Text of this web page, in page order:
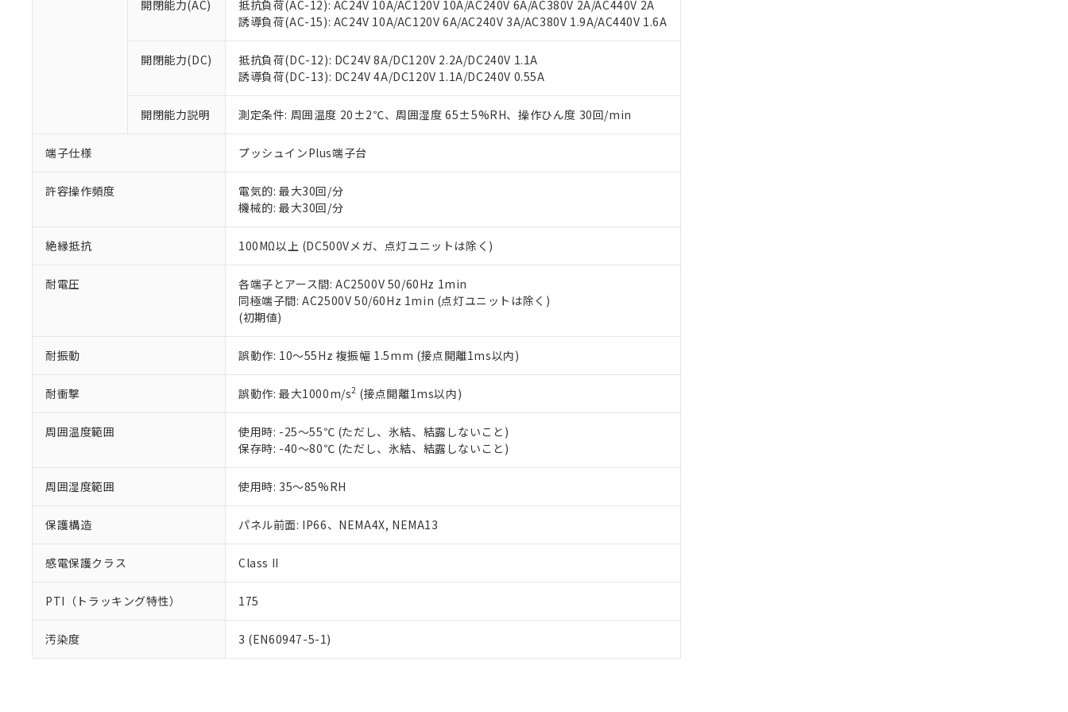
開閉能力(AC)
抵抗負荷(AC-12): AC24V 10A/AC120V 10A/AC240V 6A/AC380V 2A/AC440V 2A
誘導負荷(AC-15): AC24V 10A/AC120V 6A/AC240V 3A/AC380V 1.9A/AC440V 1.6A
開閉能力(DC)
抵抗負荷(DC-12): DC24V 8A/DC120V 2.2A/DC240V 1.1A
誘導負荷(DC-13): DC24V 4A/DC120V 1.1A/DC240V 0.55A
開閉能力説明 測定条件: 周囲温度 20±2℃、周囲湿度 65±5%RH、操作ひん度 30回/min
端子仕様 プッシュインPlus端子台
許容操作頻度
電気的: 最大30回/分
機械的: 最大30回/分
絶縁抵抗 100MΩ以上 (DC500Vメガ、点灯ユニットは除く)
耐電圧
各端子とアース間: AC2500V 50/60Hz 1min
同極端子間: AC2500V 50/60Hz 1min (点灯ユニットは除く)
(初期値)
耐振動 誤動作: 10～55Hz 複振幅 1.5mm (接点開離1ms以内)
耐衝撃 誤動作: 最大1000m/s2 (接点開離1ms以内)
周囲温度範囲
使用時: -25～55℃ (ただし、氷結、結露しないこと)
保存時: -40～80℃ (ただし、氷結、結露しないこと)
周囲湿度範囲 使用時: 35～85%RH
保護構造 パネル前面: IP66、NEMA4X, NEMA13
感電保護クラス Class II
PTI（トラッキング特性） 175
汚染度 3 (EN60947-5-1)
お客様が当ウェブサイト上で当社にご登録された部品リストについて、当社および当社の共同利用者
が、当社の製品・サービスに関するお客様との取引・商談に必要な範囲で利用することをご了承くだ
さい。
※当社の共同利用者とは、"個人情報の共同利用に関して"
いる法人を指します。
※3 非含有証明書ダウンロード
下記の非含有証明書をダウンロードすることができます。
EU RoHS指令（10物質）の非含有証明書
51物質の非含有証明書（当社基準）
※本証明書は発行日時点で非含有を証明するもので、過去に遡って非含有を証明するものではありません。
また、RoHS指令のフタル酸エステル類４物質の対応では、対応完了までの期間は出荷製品に未対応品が
既に当社にて対応品への在庫切替を完了していることから、特段のことがない限り、2022年1月12日よ
り割愛しております。
「－」：未確認です。当社販売部門へお問い合わせください。
合意する キャンセル
白